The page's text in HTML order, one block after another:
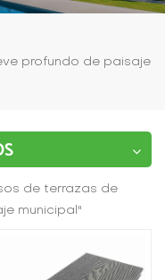
profundo de paisaje
de terrazas de
municipal"